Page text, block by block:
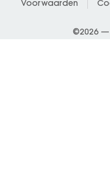
Voorwaarden
©2026